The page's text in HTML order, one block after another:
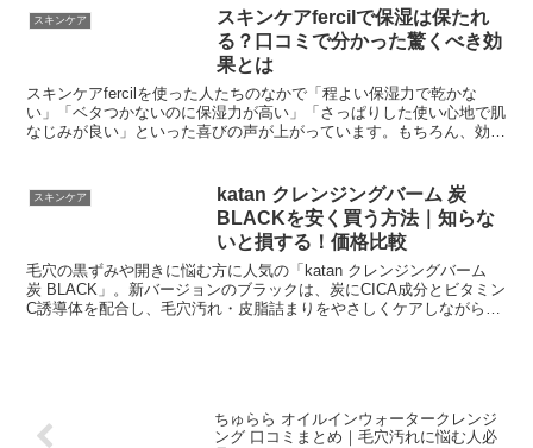
スキンケア
スキンケアfercilで保湿は保たれ
る？口コミで分かった驚くべき効
果とは
スキンケアfercilを使った人たちのなかで「程よい保湿力で乾かな
い」「ベタつかないのに保湿力が高い」「さっぱりした使い心地で肌
なじみが良い」といった喜びの声が上がっています。もちろん、効果
スキンケア
katan クレンジングバーム 炭
BLACKを安く買う方法｜知らな
いと損する！価格比較
毛穴の黒ずみや開きに悩む方に人気の「katan クレンジングバーム
炭 BLACK」。新バージョンのブラックは、炭にCICA成分とビタミン
C誘導体を配合し、毛穴汚れ・皮脂詰まりをやさしくケアしながら、
ちゅらら オイルインウォータークレンジ
ング 口コミまとめ｜毛穴汚れに悩む人必